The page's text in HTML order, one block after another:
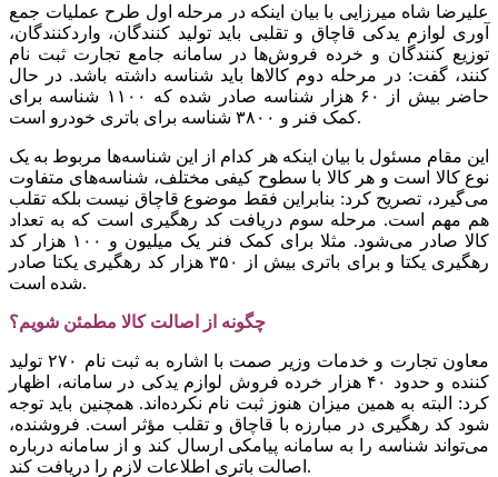
علیرضا شاه میرزایی با بیان اینکه در مرحله اول طرح عملیات جمع
آوری لوازم یدکی قاچاق و تقلبی باید تولید کنندگان، واردکنندگان،
توزیع کنندگان و خرده فروش‌ها در سامانه جامع تجارت ثبت نام
کنند، گفت: در مرحله دوم کالاها باید شناسه داشته باشد. در حال
حاضر بیش از ۶۰ هزار شناسه صادر شده که ۱۱۰۰ شناسه برای
کمک فنر و ۳۸۰۰ شناسه برای باتری خودرو است.
این مقام مسئول با بیان اینکه هر کدام از این شناسه‌ها مربوط به یک
نوع کالا است و هر کالا با سطوح کیفی مختلف، شناسه‌های متفاوت
می‌گیرد، تصریح کرد: بنابراین فقط موضوع قاچاق نیست بلکه تقلب
هم مهم است. مرحله سوم دریافت کد رهگیری است که به تعداد
کالا صادر می‌شود. مثلا برای کمک فنر یک میلیون و ۱۰۰ هزار کد
رهگیری یکتا و برای باتری بیش از ۳۵۰ هزار کد رهگیری یکتا صادر
شده است.
چگونه از اصالت کالا مطمئن شویم؟
معاون تجارت و خدمات وزیر صمت با اشاره به ثبت نام ۲۷۰ تولید
کننده و حدود ۴۰ هزار خرده فروش لوازم یدکی در سامانه، اظهار
کرد: البته به همین میزان هنوز ثبت نام نکرده‌اند. همچنین باید توجه
شود کد رهگیری در مبارزه با قاچاق و تقلب مؤثر است. فروشنده،
می‌تواند شناسه را به سامانه پیامکی ارسال کند و از سامانه درباره
اصالت باتری اطلاعات لازم را دریافت کند.